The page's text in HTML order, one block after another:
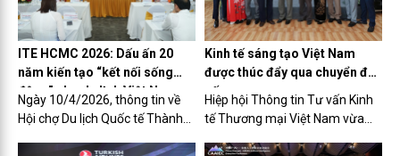
ITE HCMC 2026: Dấu ấn 20
năm kiến tạo “kết nối sống
động” cho du lịch Việt Nam
trên bản đồ toàn cầu
Ngày 10/4/2026, thông tin về
Hội chợ Du lịch Quốc tế Thành
Kinh tế sáng tạo Việt Nam
được thúc đẩy qua chuyển đổi
số
Hiệp hội Thông tin Tư vấn Kinh
tế Thương mại Việt Nam vừa